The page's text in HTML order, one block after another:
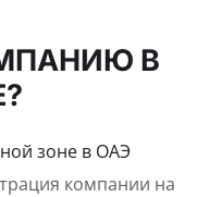
В
зоне в ОАЭ
компании на